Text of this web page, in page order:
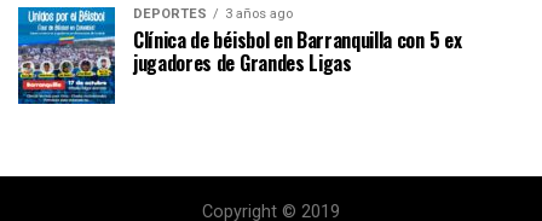
DEPORTES 3 años ago
Clínica de béisbol en Barranquilla con 5 ex
jugadores de Grandes Ligas
Copyright © 2019